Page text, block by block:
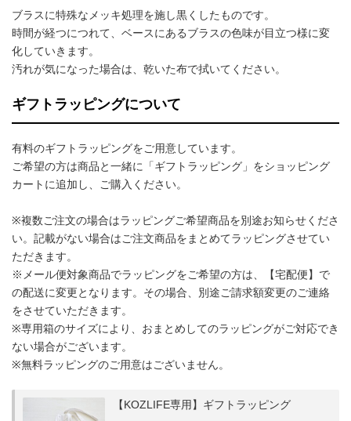
ブラスに特殊なメッキ処理を施し黒くしたものです。
時間が経つにつれて、ベースにあるブラスの色味が目立つ様に変
化していきます。
汚れが気になった場合は、乾いた布で拭いてください。
ギフトラッピングについて
有料のギフトラッピングをご用意しています。
ご希望の方は商品と一緒に「ギフトラッピング」をショッピング
カートに追加し、ご購入ください。
※複数ご注文の場合はラッピングご希望商品を別途お知らせくださ
い。記載がない場合はご注文商品をまとめてラッピングさせてい
ただきます。
※メール便対象商品でラッピングをご希望の方は、【宅配便】で
の配送に変更となります。その場合、別途ご請求額変更のご連絡
をさせていただきます。
※専用箱のサイズにより、おまとめしてのラッピングがご対応でき
ない場合がございます。
※無料ラッピングのご用意はございません。
【KOZLIFE専用】ギフトラッピング